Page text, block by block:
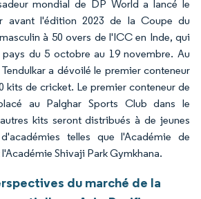
mondial de DP World a lancé le
avant l'édition 2023 de la Coupe du
à 50 overs de l'ICC en Inde, qui
du 5 octobre au 19 novembre. Au
a dévoilé le premier conteneur
kits de cricket. Le premier conteneur de
au Palghar Sports Club dans le
kits seront distribués à de jeunes
telles que l'Académie de
Shivaji Park Gymkhana.
du marché de la